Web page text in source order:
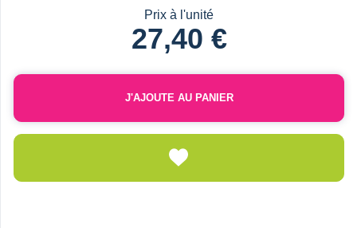
Prix à l'unité
27,40 €
J'AJOUTE AU PANIER